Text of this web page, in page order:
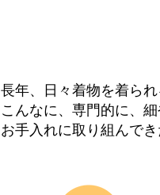
長年、日々着物を着ら
こんなに、専門的に、
お手入れに取り組んで